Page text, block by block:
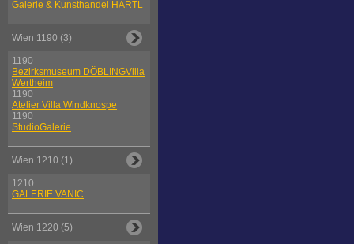
Galerie & Kunsthandel HARTL
Wien 1190 (3)
1190
Bezirksmuseum DÖBLINGVilla
Wertheim
1190
Atelier Villa Windknospe
1190
StudioGalerie
Wien 1210 (1)
1210
GALERIE VANIC
Wien 1220 (5)